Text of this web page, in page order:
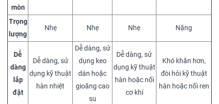
mòn
Trọng
lượng
Nhẹ Nhẹ Nhẹ Nặng
Dễ
dàng
lắp
đặt
Dễ dàng, sử
dụng kỹ thuật
hàn nhiệt
Dễ dàng, sử
dụng keo
dán hoặc
gioăng cao
su
Dễ dàng, sử
dụng kỹ thuật
hàn hoặc nối
cơ khí
Khó khăn hơn,
đòi hỏi kỹ thuật
hàn hoặc nối ren